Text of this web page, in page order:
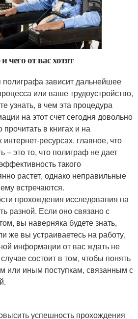
чего от вас хотят
зависит дальнейшее
или ваше трудоустройство,
узнать, в чем эта процедура
на этот счет сегодня довольно
в книгах и на
ресурсах. главное, что
– это то, что полиграф не дает
такого
растет, однако неправильные
встречаются.
прохождения исследования на
разной. Если оно связано с
вы наверняка будете знать,
же вы устраиваетесь на работу,
информации от вас ждать не
состоит в том, чтобы понять
или иным поступкам, связанным с
успешность прохождения